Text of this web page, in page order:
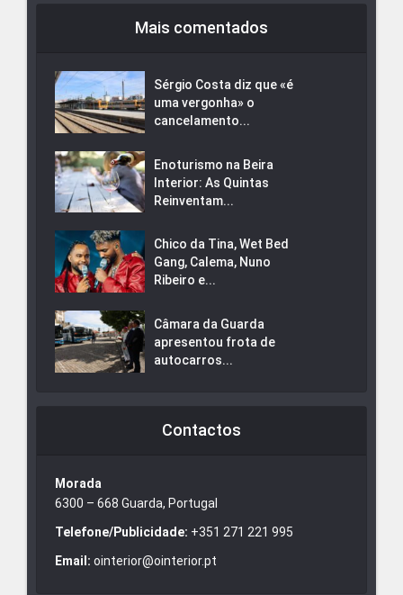
Mais comentados
Sérgio Costa diz que «é
uma vergonha» o
cancelamento...
Enoturismo na Beira
Interior: As Quintas
Reinventam...
Chico da Tina, Wet Bed
Gang, Calema, Nuno
Ribeiro e...
Câmara da Guarda
apresentou frota de
autocarros...
Contactos
Morada
6300 – 668 Guarda, Portugal
Telefone/Publicidade: +351 271 221 995
Email: ointerior@ointerior.pt